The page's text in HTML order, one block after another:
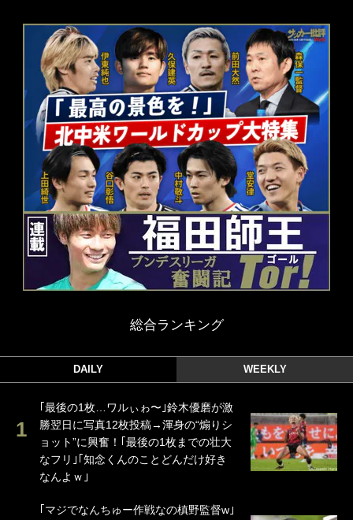
総合ランキング
DAILY WEEKLY
｢最後の1枚…ワルぃゎ〜｣鈴木優磨が激
勝翌日に写真12枚投稿→渾身の“煽りシ
ョット”に興奮！｢最後の1枚までの壮大
なフリ｣｢知念くんのことどんだけ好き
なんよｗ｣
｢マジでなんちゅー作戦なの槙野監督w｣